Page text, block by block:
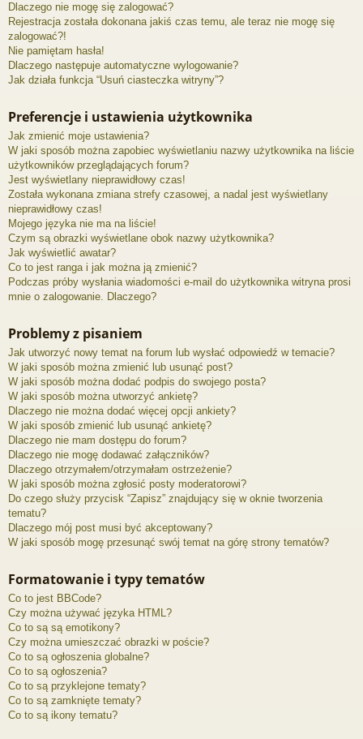
Dlaczego nie mogę się zalogować?
Rejestracja została dokonana jakiś czas temu, ale teraz nie mogę się
zalogować?!
Nie pamiętam hasła!
Dlaczego następuje automatyczne wylogowanie?
Jak działa funkcja “Usuń ciasteczka witryny”?
Preferencje i ustawienia użytkownika
Jak zmienić moje ustawienia?
W jaki sposób można zapobiec wyświetlaniu nazwy użytkownika na liście
użytkowników przeglądających forum?
Jest wyświetlany nieprawidłowy czas!
Została wykonana zmiana strefy czasowej, a nadal jest wyświetlany
nieprawidłowy czas!
Mojego języka nie ma na liście!
Czym są obrazki wyświetlane obok nazwy użytkownika?
Jak wyświetlić awatar?
Co to jest ranga i jak można ją zmienić?
Podczas próby wysłania wiadomości e-mail do użytkownika witryna prosi
mnie o zalogowanie. Dlaczego?
Problemy z pisaniem
Jak utworzyć nowy temat na forum lub wysłać odpowiedź w temacie?
W jaki sposób można zmienić lub usunąć post?
W jaki sposób można dodać podpis do swojego posta?
W jaki sposób można utworzyć ankietę?
Dlaczego nie można dodać więcej opcji ankiety?
W jaki sposób zmienić lub usunąć ankietę?
Dlaczego nie mam dostępu do forum?
Dlaczego nie mogę dodawać załączników?
Dlaczego otrzymałem/otrzymałam ostrzeżenie?
W jaki sposób można zgłosić posty moderatorowi?
Do czego służy przycisk “Zapisz” znajdujący się w oknie tworzenia
tematu?
Dlaczego mój post musi być akceptowany?
W jaki sposób mogę przesunąć swój temat na górę strony tematów?
Formatowanie i typy tematów
Co to jest BBCode?
Czy można używać języka HTML?
Co to są są emotikony?
Czy można umieszczać obrazki w poście?
Co to są ogłoszenia globalne?
Co to są ogłoszenia?
Co to są przyklejone tematy?
Co to są zamknięte tematy?
Co to są ikony tematu?